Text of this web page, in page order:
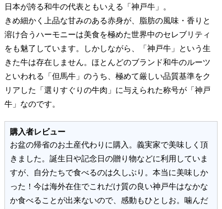
日本が誇る和牛の代表ともいえる「神戸牛」。
きめ細かく上品な甘みのある赤身が、脂肪の風味・香りと
溶け合うハーモニーは美食を極めた世界中のセレブリティ
をも魅了しています。しかしながら、「神戸牛」という生
きた牛は存在しません。ほとんどのブランド和牛のルーツ
といわれる「但馬牛」のうち、極めて厳しい品質基準をク
リアした「選りすぐりの牛肉」に与えられた称号が「神戸
牛」なのです。
購入者レビュー
お盆の帰省のお土産代わりに購入。義実家で美味しく頂
きました。誕生日や記念日の贈り物などに利用していま
すが、自分たちで食べるのは久しぶり。本当に美味しか
った！今は海外在住でこれだけ質の良い神戸牛はなかな
か食べることが出来ないので、感動もひとしお。噛んだ